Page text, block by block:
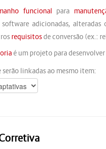
funcional para
adicionadas, alteradas
requisitosde conversão (ex.:
é um projeto para
linkadas ao mesmo item: